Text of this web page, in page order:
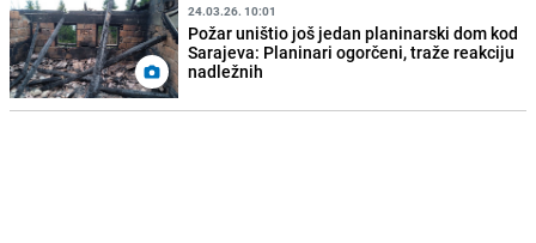
24.03.26. 10:01
Požar uništio još jedan planinarski dom kod
Sarajeva: Planinari ogorčeni, traže reakciju
nadležnih